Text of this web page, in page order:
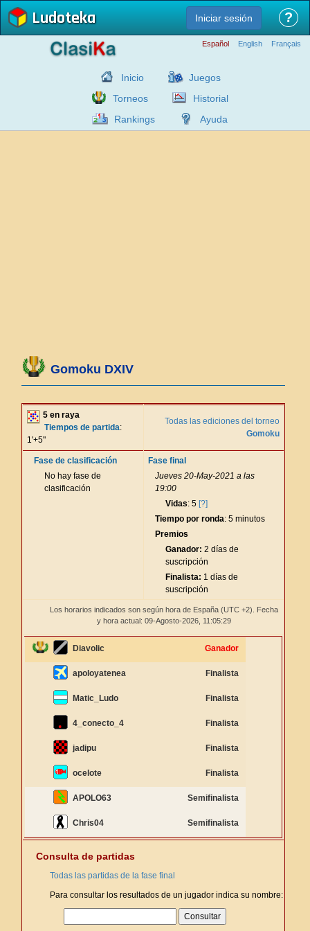
Ludoteka Iniciar sesión ?
Español English Français
Inicio
Juegos
Torneos
Historial
Rankings
Ayuda
Gomoku DXIV
5 en raya
Tiempos de partida:
1'+5"
Todas las ediciones del torneo
Gomoku
Fase de clasificación
No hay fase de
clasificación
Fase final
Jueves 20-May-2021 a las
19:00
Vidas: 5 [?]
Tiempo por ronda: 5 minutos
Premios
Ganador: 2 días de
suscripción
Finalista: 1 días de
suscripción
Los horarios indicados son según hora de España (UTC +2). Fecha
y hora actual: 09-Agosto-2026, 11:05:29
Diavolic Ganador
apoloyatenea Finalista
Matic_Ludo Finalista
4_conecto_4 Finalista
jadipu Finalista
ocelote Finalista
APOLO63 Semifinalista
Chris04 Semifinalista
Consulta de partidas
Todas las partidas de la fase final
Para consultar los resultados de un jugador indica su nombre: